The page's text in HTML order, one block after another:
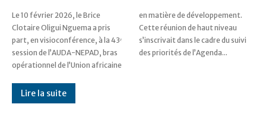
Le 10 février 2026, le Brice
Clotaire Oligui Nguema a pris
part, en visioconférence, à la 43ᵉ
session de l’AUDA-NEPAD, bras
opérationnel de l’Union africaine
en matière de développement.
Cette réunion de haut niveau
s’inscrivait dans le cadre du suivi
des priorités de l’Agenda...
Lire la suite